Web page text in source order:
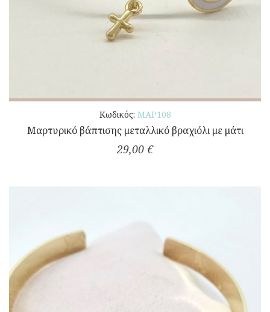
Κωδικός: ΜΑΡ108
Μαρτυρικό βάπτισης μεταλλικό βραχιόλι με μάτι
29,00 €